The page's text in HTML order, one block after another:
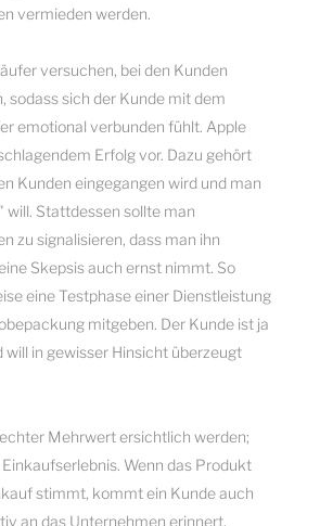
vermieden werden.
versuchen, bei den Kunden
sodass sich der Kunde mit dem
emotional verbunden fühlt. Apple
Erfolg vor. Dazu gehört
Kunden eingegangen wird und man
will. Stattdessen sollte man
zu signalisieren, dass man ihn
Skepsis auch ernst nimmt. So
eine Testphase einer Dienstleistung
mitgeben. Der Kunde ist ja
in gewisser Hinsicht überzeugt
Mehrwert ersichtlich werden;
Wenn das Produkt
stimmt, kommt ein Kunde auch
an das Unternehmen erinnert.